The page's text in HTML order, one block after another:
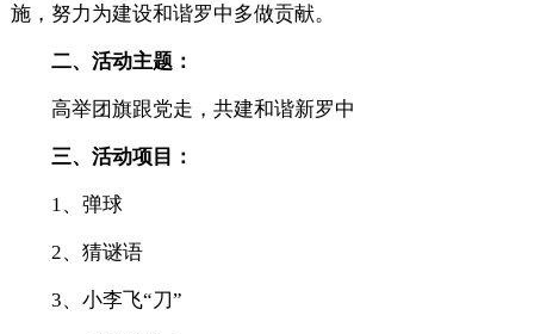
施，努力为建设和谐罗中多做贡献。
二、活动主题：
高举团旗跟党走，共建和谐新罗中
三、活动项目：
1、弹球
2、猜谜语
3、小李飞“刀”